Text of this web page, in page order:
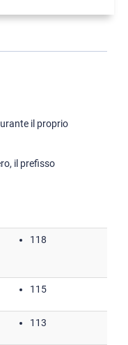
incoming
il proprio
il prefisso
118
115
113